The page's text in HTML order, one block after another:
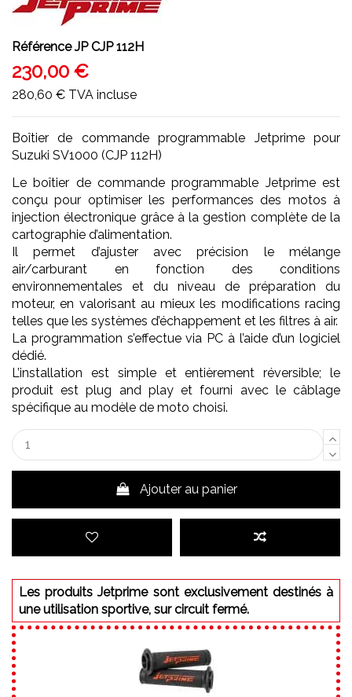
Référence JP CJP 112H
230,00 €
280,60 € TVA incluse
Boîtier de commande programmable Jetprime pour
Suzuki SV1000 (CJP 112H)
Le boîtier de commande programmable Jetprime est
conçu pour optimiser les performances des motos à
injection électronique grâce à la gestion complète de la
cartographie d’alimentation.
Il permet d’ajuster avec précision le mélange
air/carburant en fonction des conditions
environnementales et du niveau de préparation du
moteur, en valorisant au mieux les modifications racing
telles que les systèmes d’échappement et les filtres à air.
La programmation s’effectue via PC à l’aide d’un logiciel
dédié.
L’installation est simple et entièrement réversible; le
produit est plug and play et fourni avec le câblage
spécifique au modèle de moto choisi.
Ajouter au panier
Les produits Jetprime sont exclusivement destinés à
une utilisation sportive, sur circuit fermé.